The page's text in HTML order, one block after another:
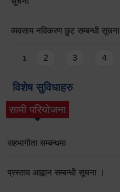
व्यवसाय नविकरण छुट सम्बन्धी सूचना
Pages
1 2 3 4
विशेष सुविधाहरु
सामी परियोजना
(active tab)
सहभागीता सम्बन्धमा
प्रस्ताव आह्वान सम्बन्धी सूचना ।